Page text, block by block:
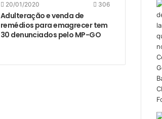
20/01/2020 306
Adulteração e venda de
remédios para emagrecer tem
30 denunciados pelo MP-GO